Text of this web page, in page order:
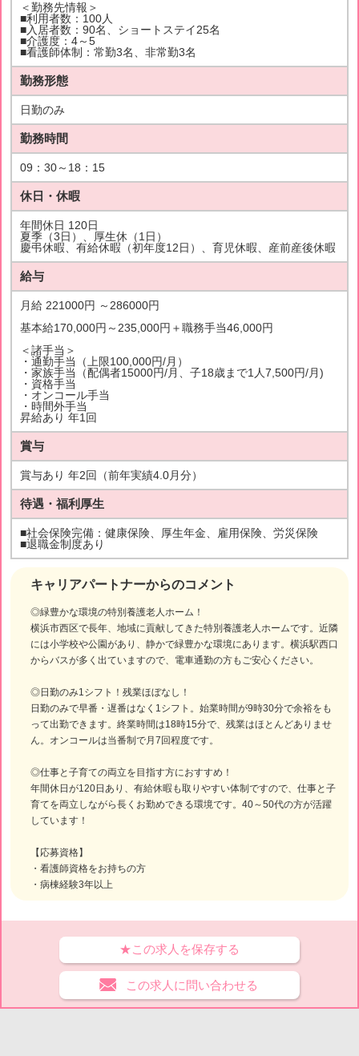
キャリアパートナーからのコメント
◎緑豊かな環境の特別養護老人ホーム！
横浜市西区で長年、地域に貢献してきた特別養護老人ホームです。近隣
には小学校や公園があり、静かで緑豊かな環境にあります。横浜駅西口
からバスが多く出ていますので、電車通勤の方もご安心ください。
◎日勤のみ1シフト！残業ほぼなし！
日勤のみで早番・遅番はなく1シフト。始業時間が9時30分で余裕をも
って出勤できます。終業時間は18時15分で、残業はほとんどありませ
ん。オンコールは当番制で月7回程度です。
◎仕事と子育ての両立を目指す方におすすめ！
年間休日が120日あり、有給休暇も取りやすい体制ですので、仕事と子
育てを両立しながら長くお勤めできる環境です。40～50代の方が活躍
しています！
【応募資格】
・看護師資格をお持ちの方
・病棟経験3年以上
＜勤務先情報＞
■利用者数：100人
■入居者数：90名、ショートステイ25名
■介護度：4～5
■看護師体制：常勤3名、非常勤3名
勤務形態
日勤のみ
勤務時間
09：30～18：15
休日・休暇
年間休日 120日
夏季（3日）、厚生休（1日）
慶弔休暇、有給休暇（初年度12日）、育児休暇、産前産後休暇
給与
月給 221000円 ～286000円
基本給170,000円～235,000円＋職務手当46,000円
＜諸手当＞
・通勤手当（上限100,000円/月）
・家族手当（配偶者15000円/月、子18歳まで1人7,500円/月)
・資格手当
・オンコール手当
・時間外手当
昇給あり 年1回
賞与
賞与あり 年2回（前年実績4.0月分）
待遇・福利厚生
■社会保険完備：健康保険、厚生年金、雇用保険、労災保険
■退職金制度あり
★この求人を保存する
この求人に問い合わせる